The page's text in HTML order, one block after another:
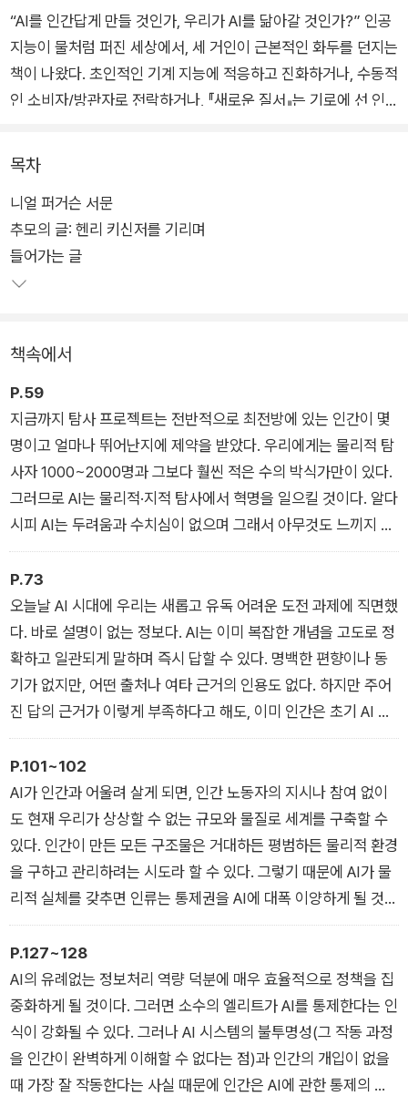
“AI를 인간답게 만들 것인가, 우리가 AI를 닮아갈 것인가?” 인공
지능이 물처럼 퍼진 세상에서, 세 거인이 근본적인 화두를 던지는
책이 나왔다. 초인적인 기계 지능에 적응하고 진화하거나, 수동적
인 소비자/방관자로 전락하거나, 『새로운 질서』는 기로에 선 인
이 책은 이념보다 현실을 중시하는 레알폴리티크(Realpolitik, 현
실정치)의 신봉자이자 20세기 ‘외교의 역사’로 불리는 헨리 키신
저의 유작이다. 키신저 박사는 2023년 11월 29일, 100세를 일기
로 생을 마감하기 직전까지 중국을 방문해 시진핑 주석과 AI의 위
AI에 대한 입체적 대응을 인류 차원의 중요한 문제로 끝까지 인식
했다. 또한 구글 전 CEO이자 미국 싱크탱크 특별경쟁연구프로젝
트(SCSP)의 설립자 에릭 슈밋, 마이크로소프트 전 연구 책임자
이자 시스템생물학연구소(IBS) 소장 크레이그 먼디가 공저자로
참여해 최신 AI의 기술적 성과와 가능성을 풀어냈다.
저자들은 인간의 뇌와 현실 인식, 정치와 안보는 물론 과학의 지
평과 전략까지 AI가 여덟 가지 사유와 활동에 미치는 영향을 심도
있게 고찰한다. 과연 어떤 세상이 펼처질까? 책에서 예견하는 여
러 가지 미래는 인류의 입장에서 무엇 하나 호락호락하지 않다.
이를테면 단 하나의 완벽한 지능에 도달하려는 경쟁 속에서 전통
적인 견제가 통하지 않는 승자가 절대적인 패권을 휘두른다. 어쩌
면 특정 AI 기업이 경제를 넘어 사회적·군사적·정치적 위력을 전
부 축적할 수도 있다. 이 모든 위기를 극복하고 AI가 가져올 편익
과 위협의 균형을 잡아줄 구체적인 전략들을 이 책에서 살펴보자.
목차
니얼 퍼거슨 서문
추모의 글: 헨리 키신저를 기리며
들어가는 글
책속에서
P.59
지금까지 탐사 프로젝트는 전반적으로 최전방에 있는 인간이 몇
명이고 얼마나 뛰어난지에 제약을 받았다. 우리에게는 물리적 탐
사자 1000~2000명과 그보다 훨씬 적은 수의 박식가만이 있다.
그러므로 AI는 물리적·지적 탐사에서 혁명을 일으킬 것이다. 알다
시피 AI는 두려움과 수치심이 없으며 그래서 아무것도 느끼지 않
은 채 명령대로 최전선을 향해 달려간다. 아울러 수천 킬로미터
밖의 먼 우주와 인체의 나노미터 단위까지 탐색할 수 있다.
1장 발견
P.73
오늘날 AI 시대에 우리는 새롭고 유독 어려운 도전 과제에 직면했
다. 바로 설명이 없는 정보다. AI는 이미 복잡한 개념을 고도로 정
확하고 일관되게 말하며 즉시 답할 수 있다. 명백한 편향이나 동
기가 없지만, 어떤 출처나 여타 근거의 인용도 없다. 하지만 주어
진 답의 근거가 이렇게 부족하다고 해도, 이미 인간은 초기 AI 시
스템이 제시하는 설명 없는 답변을 놀라울 정도로 신뢰한다.
2장 뇌
P.101~102
AI가 인간과 어울려 살게 되면, 인간 노동자의 지시나 참여 없이
도 현재 우리가 상상할 수 없는 규모와 물질로 세계를 구축할 수
있다. 인간이 만든 모든 구조물은 거대하든 평범하든 물리적 환경
을 구하고 관리하려는 시도라 할 수 있다. 그렇기 때문에 AI가 물
리적 실체를 갖추면 인류는 통제권을 AI에 대폭 이양하게 될 것이
다.
3장 현실
P.127~128
AI의 유례없는 정보처리 역량 덕분에 매우 효율적으로 정책을 집
중화하게 될 것이다. 그러면 소수의 엘리트가 AI를 통제한다는 인
식이 강화될 수 있다. 그러나 AI 시스템의 불투명성(그 작동 과정
을 인간이 완벽하게 이해할 수 없다는 점)과 인간의 개입이 없을
때 가장 잘 작동한다는 사실 때문에 인간은 AI에 관한 통제의 고